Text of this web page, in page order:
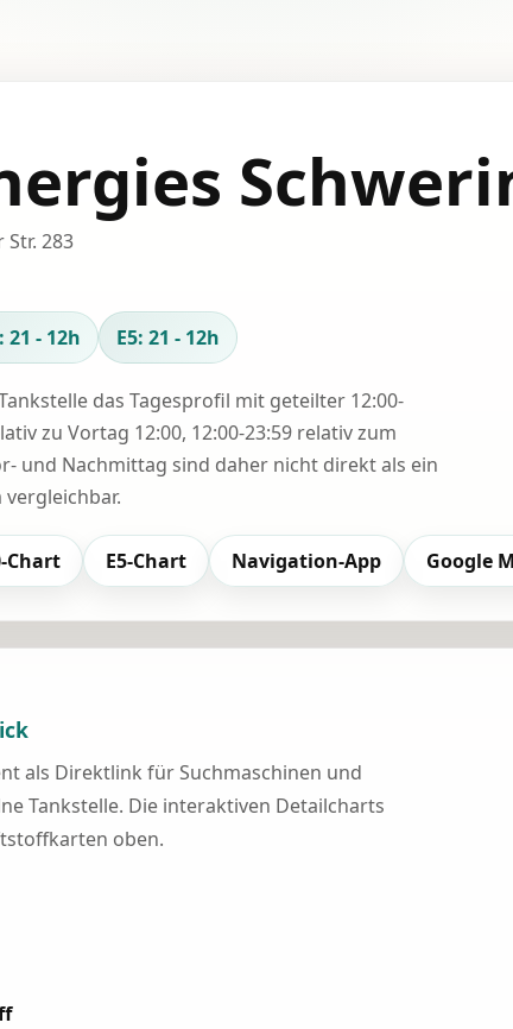
Str. 283
21 - 12h E5: 21 - 12h
das Tagesprofil mit geteilter 12:00-
zu Vortag 12:00, 12:00-23:59 relativ zum
und Nachmittag sind daher nicht direkt als ein
Chart E5-Chart Navigation-App Google
als Direktlink für Suchmaschinen und
Tankstelle. Die interaktiven Detailcharts
oben.